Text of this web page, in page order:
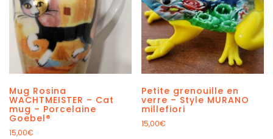
Mug Rosina
WACHTMEISTER – Cat
mug – Porcelaine
Goebel®
15,00€
Petite grenouille en
verre – Style MURANO
millefiori
15,00€